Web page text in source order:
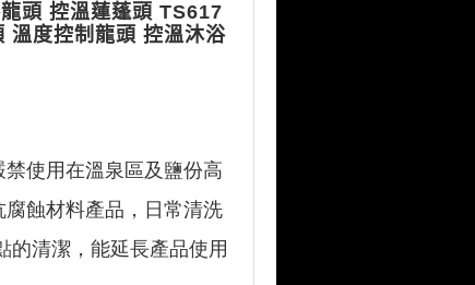
頭 控溫蓮蓬頭 TS617
溫度控制龍頭 控溫沐浴
使用在溫泉區及鹽份高
蝕材料產品，日常清洗
清潔，能延長產品使用